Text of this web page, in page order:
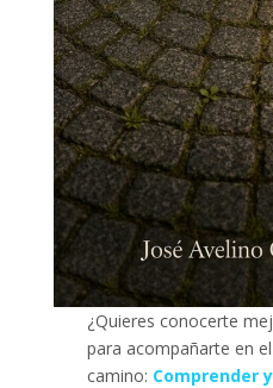
¿Quieres conocerte
para acompañarte en el
camino: Comprender